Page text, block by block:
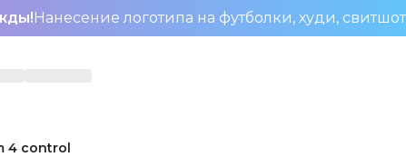
Нанесение логотипа на футболки, худи,
4 control